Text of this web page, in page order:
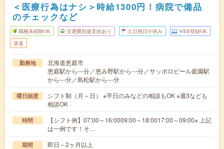
＜医療行為はナシ＞時給1300円！病院で備品
のチェックなど
職種未経験OK 交通費別途支給あり 土日祝日が休み WEB登録OK
派遣
勤務地
北海道恵庭市
恵庭駅から---分／恵み野駅から---分／サッポロビール庭園駅
から---分／島松駅から---分
曜日頻度
シフト制（月～日） ※平日のみなどの相談もOK ※週3なども
相談OK
時間
【シフト例】07:00～16:0009:00～18:0017:00～09:00※ 上記
は一例です！そ…
期間 即日～2ヶ月以上